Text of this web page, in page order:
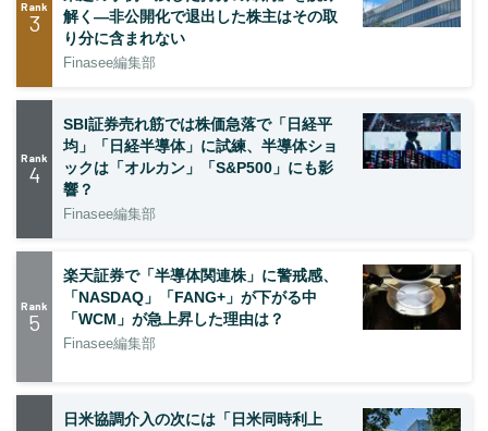
Rank
3
解く—非公開化で退出した株主はその取
り分に含まれない
Finasee編集部
Rank
4
SBI証券売れ筋では株価急落で「日経平
均」「日経半導体」に試練、半導体ショ
ックは「オルカン」「S&P500」にも影
響？
Finasee編集部
Rank
5
楽天証券で「半導体関連株」に警戒感、
「NASDAQ」「FANG+」が下がる中
「WCM」が急上昇した理由は？
Finasee編集部
日米協調介入の次には「日米同時利上